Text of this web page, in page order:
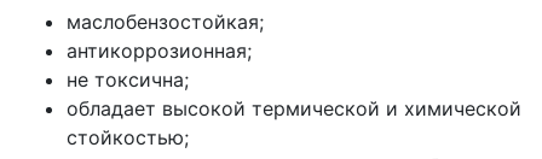
маслобензостойкая;
антикоррозионная;
не токсична;
обладает высокой термической и химической
стойкостью;